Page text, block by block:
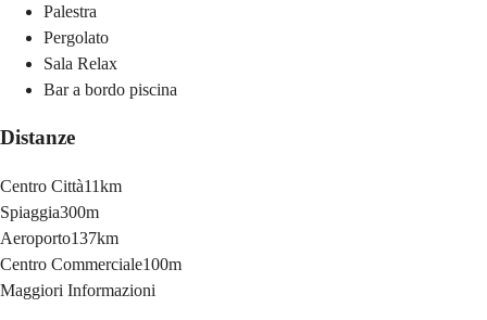
Palestra
Pergolato
Sala Relax
Bar a bordo piscina
Distanze
Centro Città11km
Spiaggia300m
Aeroporto137km
Centro Commerciale100m
Maggiori Informazioni